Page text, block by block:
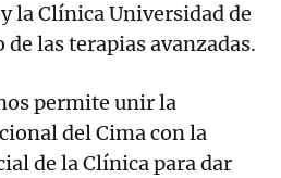
la Clínica Universidad de
de las terapias avanzadas.
permite unir la
del Cima con la
de la Clínica para dar